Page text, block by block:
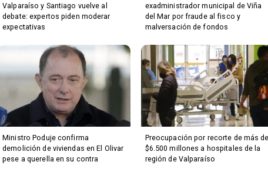
Valparaíso y Santiago vuelve al
debate: expertos piden moderar
expectativas
exadministrador municipal de Viña
del Mar por fraude al fisco y
malversación de fondos
Ministro Poduje confirma
demolición de viviendas en El Olivar
pese a querella en su contra
Preocupación por recorte de más de
$6.500 millones a hospitales de la
región de Valparaíso